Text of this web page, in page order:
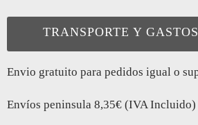
TRANSPORTE Y
Envio gratuito para pedidos igual o
Envíos peninsula 8,35€ (IVA Incluido)